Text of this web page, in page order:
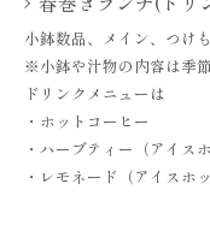
小鉢数品、メイン、つけ
※小鉢や汁物の内容は季
ドリンクメニューは
・ホットコーヒー
・ハーブティー（アイス
・レモネード（アイスホ